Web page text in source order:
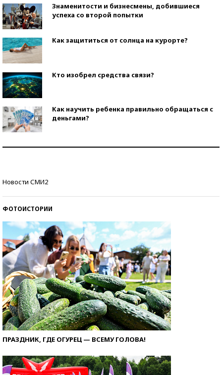
Знаменитости и бизнесмены, добившиеся
успеха со второй попытки
Как защититься от солнца на курорте?
Кто изобрел средства связи?
Как научить ребенка правильно обращаться с
деньгами?
Новости СМИ2
ФОТОИСТОРИИ
ПРАЗДНИК, ГДЕ ОГУРЕЦ — ВСЕМУ ГОЛОВА!